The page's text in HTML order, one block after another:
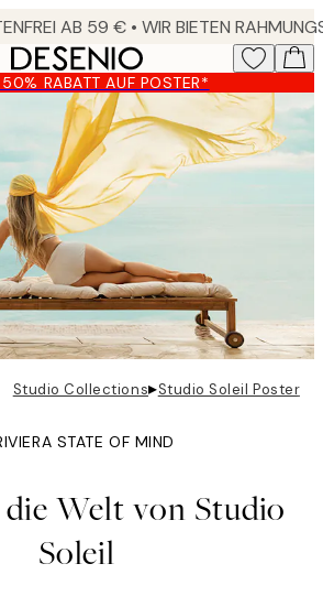
RABATT AUF POSTER*
Studio Collections▸Studio Soleil Poster
STATE OF MIND
Welt von Studio
Soleil